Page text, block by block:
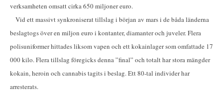
verksamheten omsatt cirka 650 miljoner euro.
Vid ett massivt synkroniserat tillslag i början av mars i de båda länderna
beslagtogs över en miljon euro i kontanter, diamanter och juveler. Flera
polisuniformer hittades liksom vapen och ett kokainlager som omfattade 17
000 kilo. Flera tillslag föregicks denna ”final” och totalt har stora mängder
kokain, heroin och cannabis tagits i beslag. Ett 80-tal individer har
arresterats.